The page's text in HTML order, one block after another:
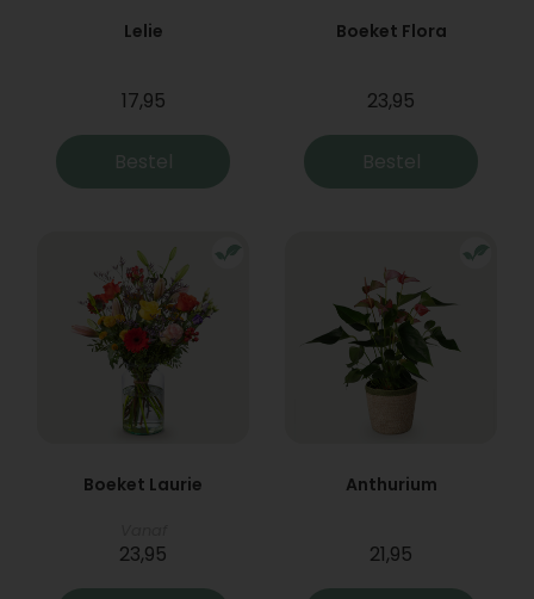
Lelie
17,95
Bestel
Boeket Flora
23,95
Bestel
Boeket Laurie
23,95
Anthurium
21,95